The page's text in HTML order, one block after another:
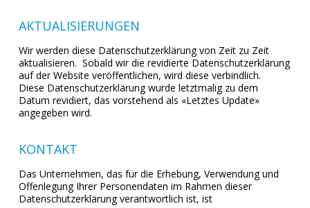
AKTUALISIERUNGEN
Wir werden diese Datenschutzerklärung von Zeit zu Zeit
aktualisieren. Sobald wir die revidierte Datenschutzerklärung
auf der Website veröffentlichen, wird diese verbindlich.
Diese Datenschutzerklärung wurde letztmalig zu dem
Datum revidiert, das vorstehend als «Letztes Update»
angegeben wird.
KONTAKT
Das Unternehmen, das für die Erhebung, Verwendung und
Offenlegung Ihrer Personendaten im Rahmen dieser
Datenschutzerklärung verantwortlich ist, ist